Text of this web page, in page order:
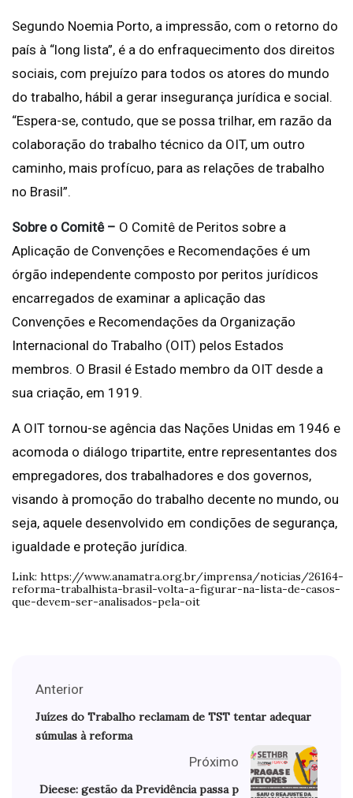
Segundo Noemia Porto, a impressão, com o retorno do
país à “long lista”, é a do enfraquecimento dos direitos
sociais, com prejuízo para todos os atores do mundo
do trabalho, hábil a gerar insegurança jurídica e social.
“Espera-se, contudo, que se possa trilhar, em razão da
colaboração do trabalho técnico da OIT, um outro
caminho, mais profícuo, para as relações de trabalho
no Brasil”.
Sobre o Comitê – O Comitê de Peritos sobre a
Aplicação de Convenções e Recomendações é um
órgão independente composto por peritos jurídicos
encarregados de examinar a aplicação das
Convenções e Recomendações da Organização
Internacional do Trabalho (OIT) pelos Estados
membros. O Brasil é Estado membro da OIT desde a
sua criação, em 1919.
A OIT tornou-se agência das Nações Unidas em 1946 e
acomoda o diálogo tripartite, entre representantes dos
empregadores, dos trabalhadores e dos governos,
visando à promoção do trabalho decente no mundo, ou
seja, aquele desenvolvido em condições de segurança,
igualdade e proteção jurídica.
Link: https://www.anamatra.org.br/imprensa/noticias/26164-
reforma-trabalhista-brasil-volta-a-figurar-na-lista-de-casos-
que-devem-ser-analisados-pela-oit
Anterior
Juízes do Trabalho reclamam de TST tentar adequar
súmulas à reforma
Próximo
Dieese: gestão da Previdência passa p